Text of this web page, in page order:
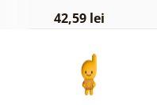
42,59 lei